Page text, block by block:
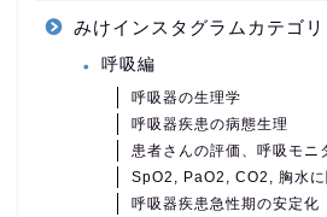
みけインスタグラムカテゴリ
呼吸編
呼吸器の生理学
呼吸器疾患の病態生理
患者さんの評価、呼吸モニ
SpO2, PaO2, CO2, 胸水に
呼吸器疾患急性期の安定化